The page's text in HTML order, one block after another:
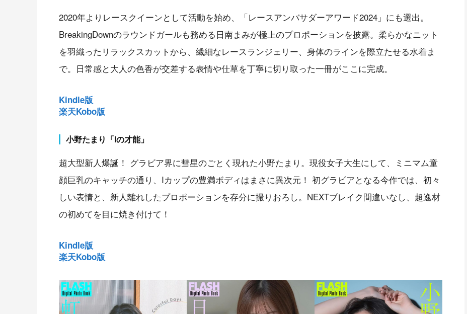
2020年よりレースクイーンとして活動を始め、「レースアンバサダーアワード2024」にも選出。
BreakingDownのラウンドガールも務める日南まみが極上のプロポーションを披露。柔らかなニット
を羽織ったリラックスカットから、繊細なレースランジェリー、身体のラインを際立たせる水着ま
で。日常感と大人の色香が交差する表情や仕草を丁寧に切り取った一冊がここに完成。
Kindle版
楽天Kobo版
小野たまり「Iの才能」
超大型新人爆誕！ グラビア界に彗星のごとく現れた小野たまり。現役女子大生にして、ミニマム童
顔巨乳のキャッチの通り、Iカップの豊満ボディはまさに異次元！ 初グラビアとなる今作では、初々
しい表情と、新人離れしたプロポーションを存分に撮りおろし。NEXTブレイク間違いなし、超逸材
の初めてを目に焼き付けて！
Kindle版
楽天Kobo版